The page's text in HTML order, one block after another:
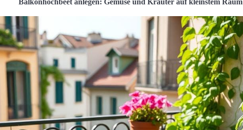
Balkonhochbeet anlegen: Gemüse und Kräuter auf kleinstem Raum